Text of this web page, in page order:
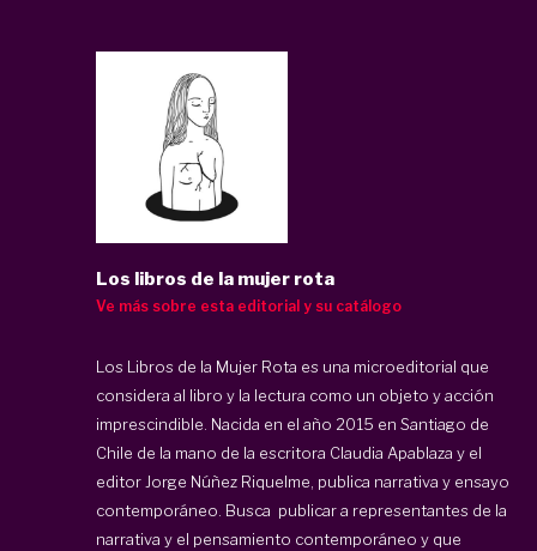
Los libros de la mujer rota
Ve más sobre esta editorial y su catálogo
Los Libros de la Mujer Rota es una microeditorial que
considera al libro y la lectura como un objeto y acción
imprescindible. Nacida en el año 2015 en Santiago de
Chile de la mano de la escritora Claudia Apablaza y el
editor Jorge Núñez Riquelme, publica narrativa y ensayo
contemporáneo. Busca publicar a representantes de la
narrativa y el pensamiento contemporáneo y que